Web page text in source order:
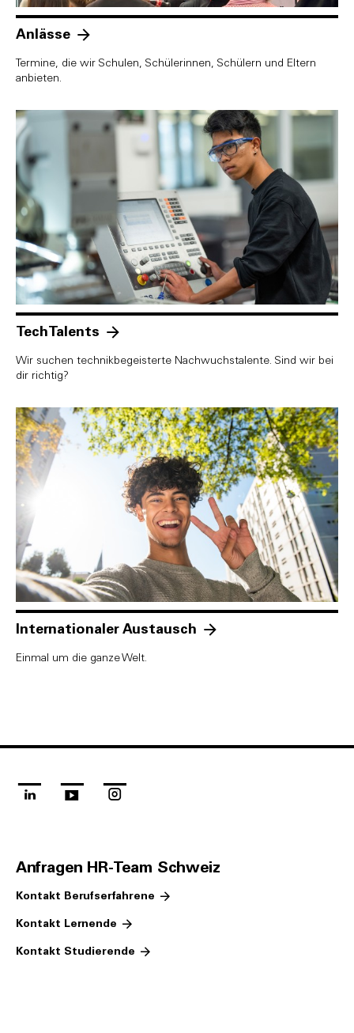
Anlässe
Termine, die wir Schulen, Schülerinnen, Schülern und Eltern
anbieten.
TechTalents
Wir suchen technikbegeisterte Nachwuchstalente. Sind wir bei
dir richtig?
Internationaler Austausch
Einmal um die ganze Welt.
linkedinyoutube
Anfragen HR-Team Schweiz
Kontakt Berufserfahrene
Kontakt Lernende
Kontakt Studierende